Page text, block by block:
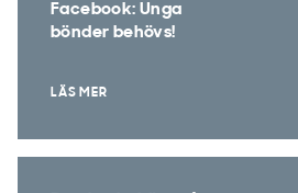
Facebook: Unga
bönder behövs!
LÄS MER